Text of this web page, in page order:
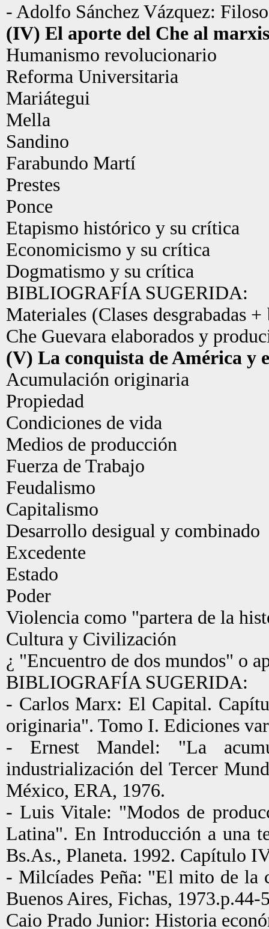
- Adolfo Sánchez Vázquez:
(IV) El aporte del Che al
Humanismo revolucionario
Reforma Universitaria
Mariátegui
Mella
Sandino
Farabundo Martí
Prestes
Ponce
Etapismo histórico y su crítica
Economicismo y su crítica
Dogmatismo y su crítica
BIBLIOGRAFÍA SUGERIDA:
Materiales (Clases desgrabadas
Che Guevara elaborados y
(V) La conquista de América y
Acumulación originaria
Propiedad
Condiciones de vida
Medios de producción
Fuerza de Trabajo
Feudalismo
Capitalismo
Desarrollo desigual y combinado
Excedente
Estado
Poder
Violencia como "partera de la
Cultura y Civilización
¿ "Encuentro de dos mundos" o
BIBLIOGRAFÍA SUGERIDA:
- Carlos Marx: El Capital.
originaria". Tomo I. Ediciones
- Ernest Mandel: "La
industrialización del Tercer
México, ERA, 1976.
- Luis Vitale: "Modos de
Latina". En Introducción a una
Bs.As., Planeta. 1992. Capítulo
- Milcíades Peña: "El mito de la
Buenos Aires, Fichas, 1973.p.44-
Caio Prado Junior: Historia